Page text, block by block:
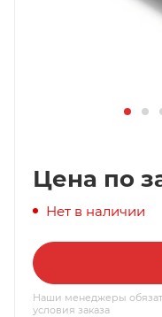
Цена по
Нет в наличии
Наши менеджеры
условия заказа